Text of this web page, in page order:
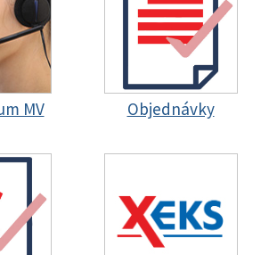
MV
Objednávky